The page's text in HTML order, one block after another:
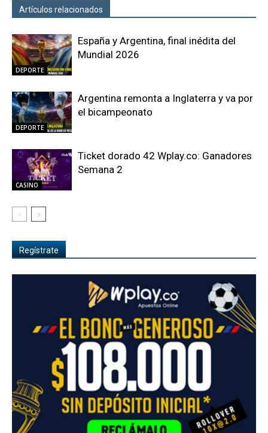
Artículos relacionados
DEPORTE
España y Argentina, final inédita del
Mundial 2026
DEPORTE
Argentina remonta a Inglaterra y va por
el bicampeonato
CASINO
Ticket dorado 42 Wplay.co: Ganadores
Semana 2
Regístrate